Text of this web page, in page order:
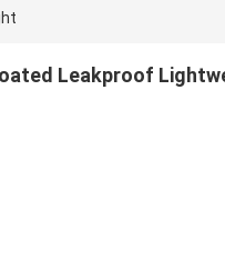
Leakproof